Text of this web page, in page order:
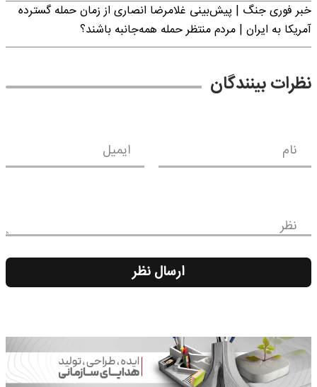
خبر فوری جنگ | پیش‌بینی غلامرضا انصاری از زمان حمله گسترده
آمریکا به ایران | مردم منتظر حمله همه‌جانبه باشند؟
نظرات بینندگان
نام ایمیل
نظر
ارسال نظر